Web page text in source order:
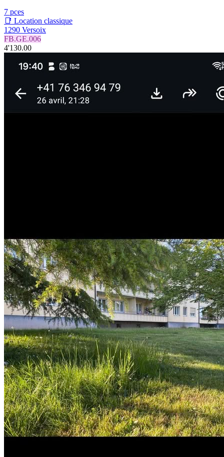
7 pces
📑 Location classique
1290 Versoix
FB.GE.006
4'130.00